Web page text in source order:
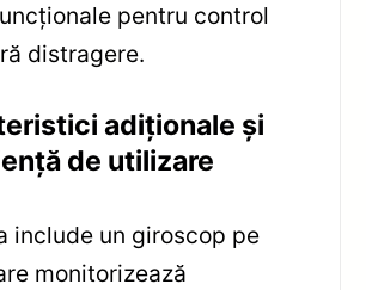
pentru control
distragere.
adiționale și
de utilizare
include un giroscop pe
monitorizează